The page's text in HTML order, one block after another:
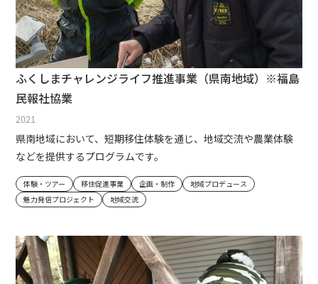
ふくしまチャレンジライフ推進事業（県南地域）※福島
民報社協業
2021
県南地域において、短期移住体験を通じ、地域交流や農業体験
などを提供するプログラムです。
体験・ツアー 移住促進事業 企画・制作
地域プロデュース
魅力発信プロジェクト
地域交流